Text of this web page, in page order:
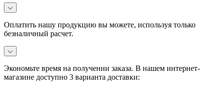
Оплатить нашу продукцию вы можете, используя только
безналичный расчет.
Экономьте время на получении заказа. В нашем интернет-
магазине доступно 3 варианта доставки: